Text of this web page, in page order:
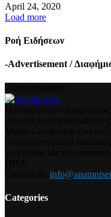
April 24, 2020
Load more
Ροή Ειδήσεων
-Advertisement /
Categories